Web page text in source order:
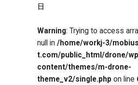
日
Warning: Trying to access
null in/home/workj-3/
t.com/public_html/drone/
content/themes/m-drone-
theme_v2/single.php on line